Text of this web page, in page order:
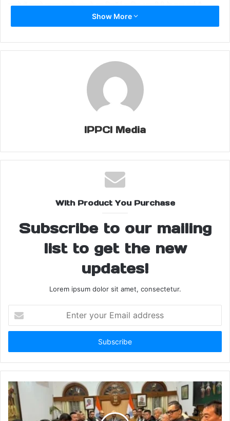
वनडे में सबसे ज्यादा छक्के लगाने का रिकॉर्ड शाहिद अफरीदी के नाम दर्ज है.
पाकिस्तान के पूर्व खिलाड़ी अफरीदी ने 398 वनडे मैचों में 351 छक्के लगाए हैं. अब
छक्के लगाए. रोहित ने क्रिस गेल को पीछे छोड़ दिया. गेल ने 301 मैचों में 331
छक्के लगाए हैं. महेंद्र सिंह धोनी लिस्ट में पांचवें स्थान पर हैं. धोनी ने 350 वनडे
कटक वनडे में इंग्लैंड ने दिया भारत को 305 रनों का लक्ष्य –
भारत ने वनडे सीरीज का पहला मैच जीत लिया था. इंग्लैंड ने दूसरे मैच में शानदार
6 ओवरों में 47 रन बना लिए थे. उसके लिए रवींद्र जडेजा ने शानदार गेंदबाजी
The flick first and then the loft!
Captain Rohit Sharma gets going
in Cuttack in style!
Follow The Match
https://t.co/NReW1eEQtF#TeamIn
|#INDvENG|@IDFCFIRSTBank
Show More
IPPCI Media
With Product You Purchase
Subscribe to our mailing
list to get the new
updates!
Lorem ipsum dolor sit amet, consectetur.
your
Email